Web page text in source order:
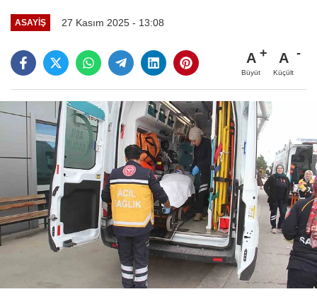
ASAYIŞ 27 Kasım 2025 - 13:08
A
Büyüt
A
Küçült